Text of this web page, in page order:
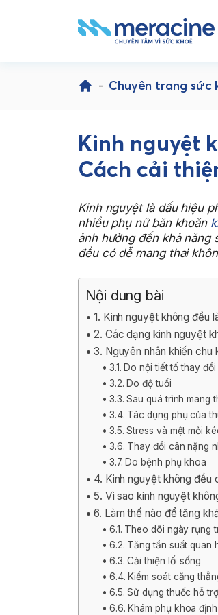
- Chuyên trang sức
Kinh nguyệt
Cách cải
Kinh nguyệt là dấu hiệu
nhiều phụ nữ băn khoăn
ảnh hưởng đến khả năng
đều có dễ mang thai
Nội dung bài
1. Kinh nguyệt không đều
2. Các dạng kinh nguyệt
3. Nguyên nhân khiến chu
3.1. Do nội tiết tố thay đổi
3.2. Do độ tuổi
3.3. Sau quá trình mang
3.4. Tác dụng phụ của
3.5. Stress và mệt mỏi
3.6. Thay đổi cân nặng
3.7. Do bệnh phụ khoa
4. Kinh nguyệt không đều
5. Vì sao kinh nguyệt
6. Làm thế nào để tăng
6.1. Theo dõi ngày rụng
6.2. Tăng tần suất quan
6.3. Cải thiện lối sống
6.4. Kiểm soát căng
6.5. Sử dụng thuốc hỗ
6.6. Khám phụ khoa